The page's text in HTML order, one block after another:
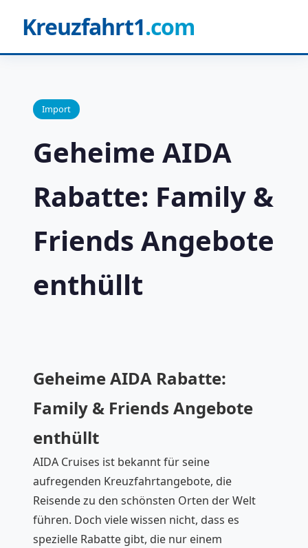
Kreuzfahrt1.com
Import
Geheime AIDA
Rabatte: Family &
Friends Angebote
enthüllt
Geheime AIDA Rabatte:
Family & Friends Angebote
enthüllt
AIDA Cruises ist bekannt für seine
aufregenden Kreuzfahrtangebote, die
Reisende zu den schönsten Orten der Welt
führen. Doch viele wissen nicht, dass es
spezielle Rabatte gibt, die nur einem